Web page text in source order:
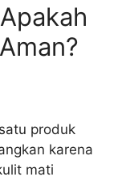
produk
karena
mati